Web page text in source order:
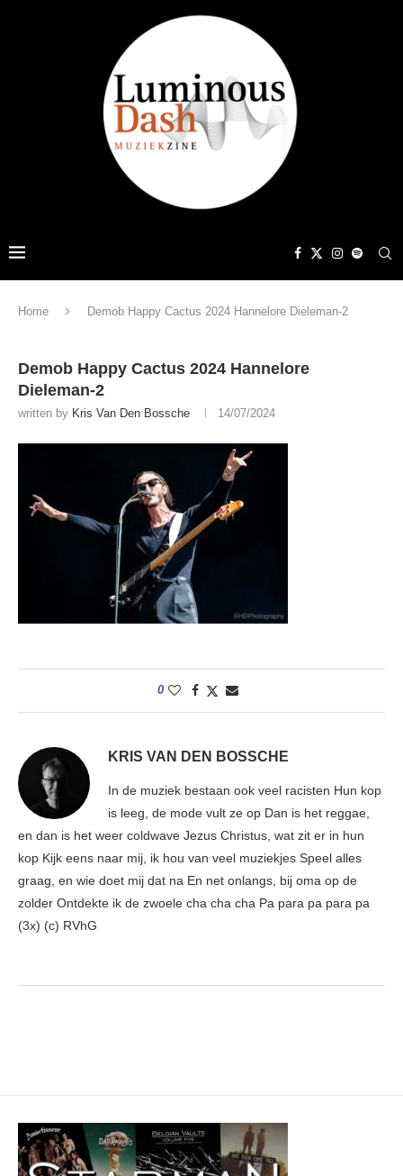
Home Demob Happy Cactus 2024 Hannelore Dieleman-2
Demob Happy Cactus 2024 Hannelore
Dieleman-2
written by Kris Van Den Bossche 14/07/2024
0
KRIS VAN DEN BOSSCHE
In de muziek bestaan ook veel racisten Hun kop
is leeg, de mode vult ze op Dan is het reggae,
en dan is het weer coldwave Jezus Christus, wat zit er in hun
kop Kijk eens naar mij, ik hou van veel muziekjes Speel alles
graag, en wie doet mij dat na En net onlangs, bij oma op de
zolder Ontdekte ik de zwoele cha cha cha Pa para pa para pa
(3x) (c) RVhG